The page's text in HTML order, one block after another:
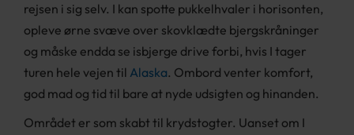
rejsen i sig selv. I kan spotte pukkelhvaler i horisonten,
opleve ørne svæve over skovklædte bjergskråninger
og måske endda se isbjerge drive forbi, hvis I tager
turen hele vejen til Alaska. Ombord venter komfort,
god mad og tid til bare at nyde udsigten og hinanden.
Området er som skabt til krydstogter. Uanset om I